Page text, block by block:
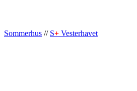
Sommerhus // S+ Vesterhavet